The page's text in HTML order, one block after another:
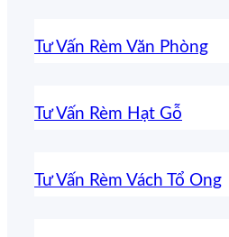
Tư Vấn Rèm Văn Phòng
Tư Vấn Rèm Hạt Gỗ
Tư Vấn Rèm Vách Tổ Ong